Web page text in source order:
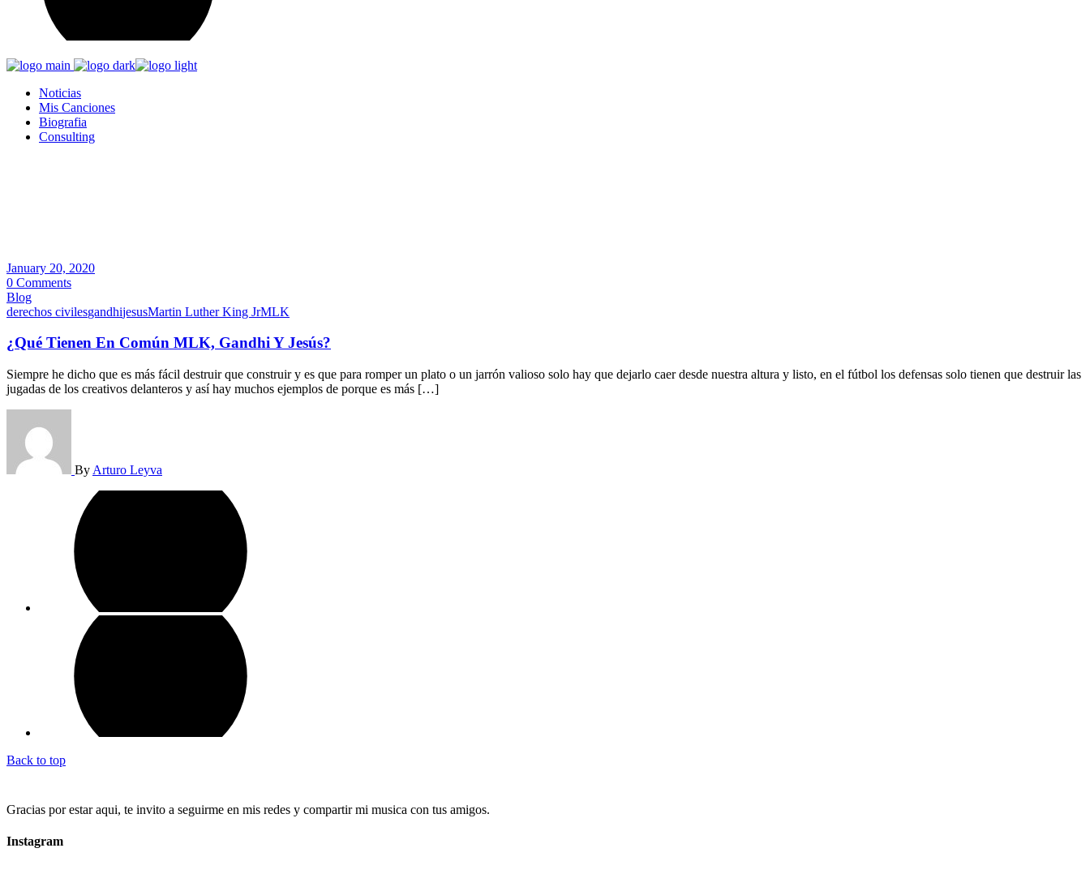
Noticias
Mis Canciones
Biografia
Consulting
January 20, 2020
0 Comments
Blog
derechos civilesgandhijesusMartin Luther King JrMLK
¿Qué Tienen En Común MLK, Gandhi Y Jesús?
Siempre he dicho que es más fácil destruir que construir y es que para romper un plato o un jarrón valioso solo hay que dejarlo caer desde nuestra altura y listo, en el fútbol los defensas solo tienen que destruir las
jugadas de los creativos delanteros y así hay muchos ejemplos de porque es más […]
By Arturo Leyva
Back to top
Gracias por estar aqui, te invito a seguirme en mis redes y compartir mi musica con tus amigos.
Instagram